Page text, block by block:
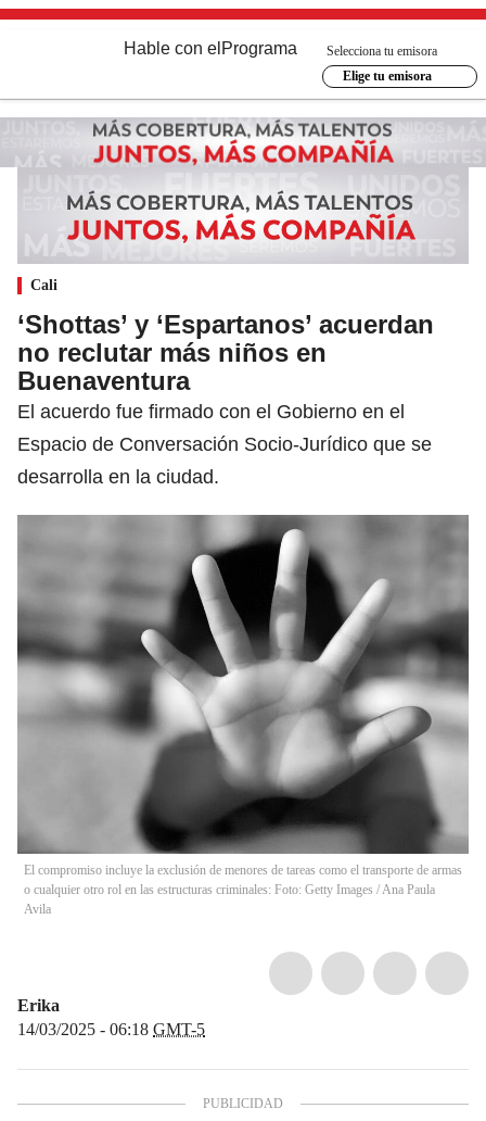
Hable con el Programa
Selecciona tu emisora
Elige tu emisora
Cali
‘Shottas’ y ‘Espartanos’ acuerdan
no reclutar más niños en
Buenaventura
El acuerdo fue firmado con el Gobierno en el
Espacio de Conversación Socio-Jurídico que se
desarrolla en la ciudad.
El compromiso incluye la exclusión de menores de tareas como el transporte de armas
o cualquier otro rol en las estructuras criminales: Foto: Getty Images / Ana Paula
Avila
Erika
14/03/2025 - 06:18 GMT-5